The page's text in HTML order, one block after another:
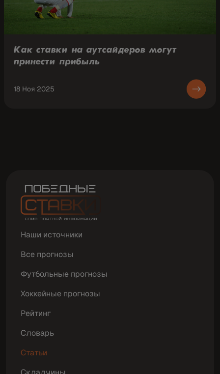
Как ставки на аутсайдеров могут
принести прибыль
18 Ноя 2025
Наши источники
Все прогнозы
Футбольные прогнозы
Хоккейные прогнозы
Рейтинг
Словарь
Статьи